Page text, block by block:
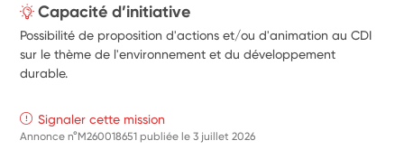
Capacité d’initiative
Possibilité de proposition d'actions et/ou d'animation au CDI
sur le thème de l'environnement et du développement
durable.
Signaler cette mission
Annonce n°M260018651 publiée le3 juillet 2026